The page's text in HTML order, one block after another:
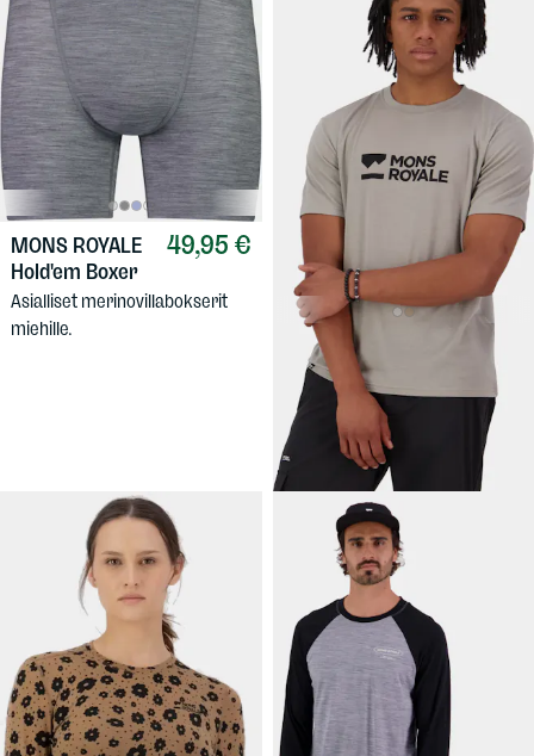
49,95 €
MONS ROYALE
Hold'em Boxer
Asialliset merinovillabokserit
miehille.
69,90 €
MONS ROYALE
Men's Icon Merino T-Shirt
Merinovillaseosksesta tehty t-
paita miehille.